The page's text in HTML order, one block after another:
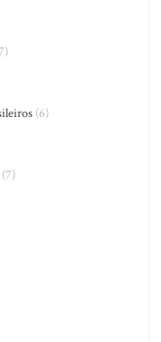
(6)